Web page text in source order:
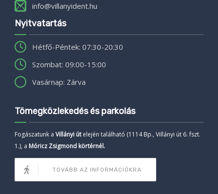
info@villanyident.hu
Nyitvatartás
Hétfő-Péntek: 07:30-20:30
Szombat: 09:00-15:00
Vasárnap: Zárva
Tömegközlekedés és parkolás
Fogászatunk a Villányi útelején található (1114 Bp., Villányi út 6. fszt.
1.), a Móricz Zsigmond körtérnél.
TOVÁBB AZ INFORMÁCIÓKRA